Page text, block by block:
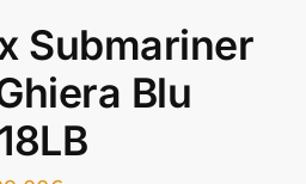
Submariner
Blu